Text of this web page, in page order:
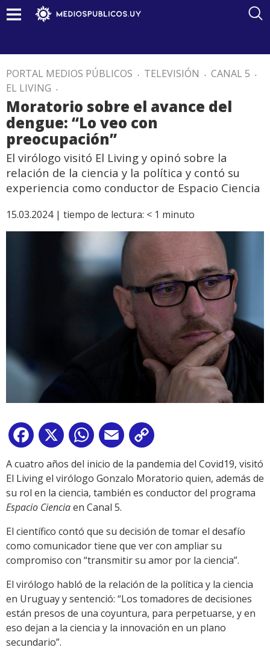
PORTAL MEDIOS PÚBLICOS . TELEVISIÓN . CANAL 5 .
EL LIVING .
Moratorio sobre el avance del
dengue: “Lo veo con
preocupación”
El virólogo visitó El Living y opinó sobre la
relación de la ciencia y la política y contó su
experiencia como conductor de Espacio Ciencia
15.03.2024 | tiempo de lectura: < 1 minuto
Facebook
X WhatsApp
Email
Link
A cuatro años del inicio de la pandemia del Covid19, visitó
El Living el virólogo Gonzalo Moratorio quien, además de
su rol en la ciencia, también es conductor del programa
Espacio Cienciaen Canal 5.
El científico contó que su decisión de tomar el desafío
como comunicador tiene que ver con ampliar su
compromiso con “transmitir su amor por la ciencia”.
El virólogo habló de la relación de la política y la ciencia
en Uruguay y sentenció: “Los tomadores de decisiones
están presos de una coyuntura, para perpetuarse, y en
eso dejan a la ciencia y la innovación en un plano
secundario”.